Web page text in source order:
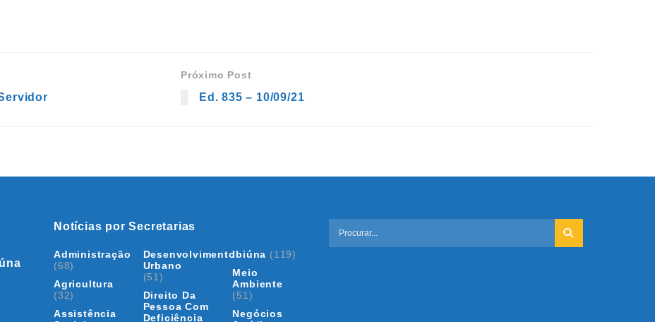
Próximo Post
Ed. 835 – 10/09/21
Notícias por Secretarias
Administração
(68)
Agricultura
(32)
Assistência
Desenvolvimento
Urbano
(51)
Direito Da
Pessoa Com
Deficiência
Ibiúna (119)
Meio
Ambiente
(51)
Negócios